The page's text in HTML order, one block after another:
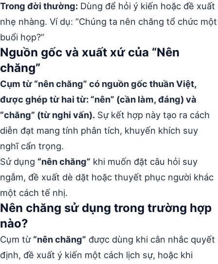
Trong đời thường: Dùng để hỏi ý kiến hoặc đề xuất
nhẹ nhàng. Ví dụ: “Chúng ta nên chăng tổ chức một
buổi họp?”
Nguồn gốc và xuất xứ của “Nên
chăng”
Cụm từ “nên chăng” có nguồn gốc thuần Việt,
được ghép từ hai từ: “nên” (cần làm, đáng) và
“chăng” (từ nghi vấn). Sự kết hợp này tạo ra cách
diễn đạt mang tính phân tích, khuyến khích suy
nghĩ cẩn trọng.
Sử dụng “nên chăng” khi muốn đặt câu hỏi suy
ngẫm, đề xuất dè dặt hoặc thuyết phục người khác
một cách tế nhị.
Nên chăng sử dụng trong trường hợp
nào?
Cụm từ “nên chăng” được dùng khi cân nhắc quyết
định, đề xuất ý kiến một cách lịch sự, hoặc khi